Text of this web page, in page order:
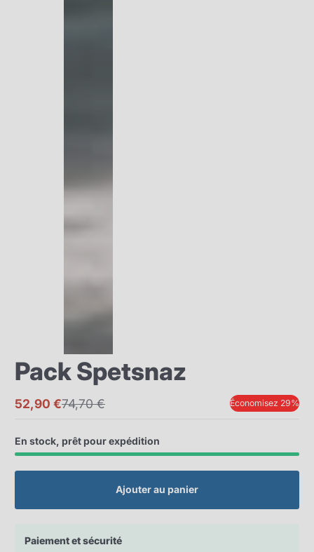
Pack Spetsnaz
Prix
52,90 €
Prix
74,70 € Économisez 29%
En stock, prêt pour expédition
Ajouter au panier
Paiement et sécurité